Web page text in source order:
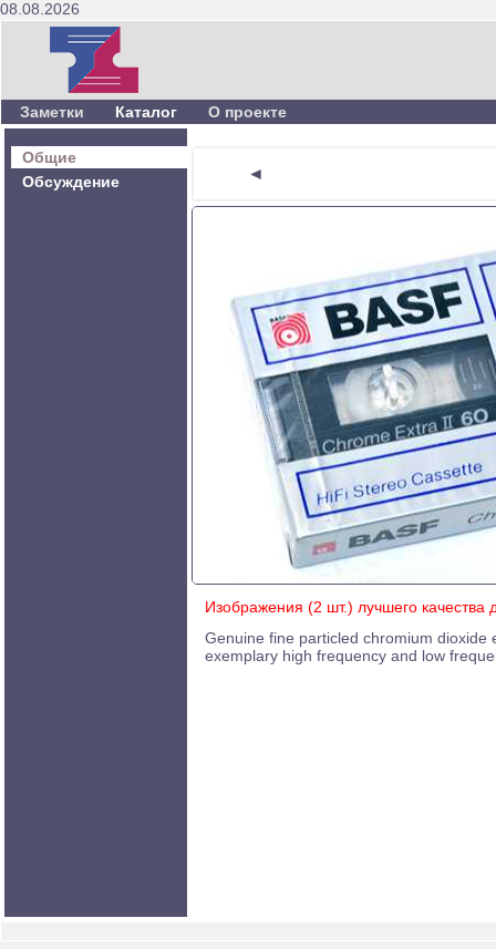
08.08.2026
Заметки Каталог О проекте
Общие
Обсуждение
◄
Изображения (2 шт.) лучшего качества
Genuine fine particled chromium dioxide
exemplary high frequency and low